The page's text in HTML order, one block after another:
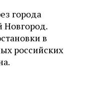
города
Новгород.
в
российских